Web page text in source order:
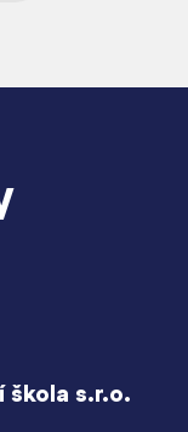
škola s.r.o.